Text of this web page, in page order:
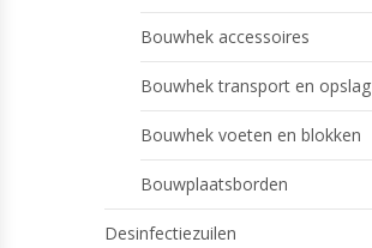
Bouwhek accessoires
Bouwhek transport en opslag
Bouwhek voeten en blokken
Bouwplaatsborden
Desinfectiezuilen